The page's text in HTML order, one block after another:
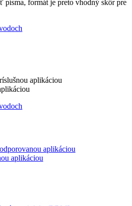
formát je preto vhodný skôr pre
aplikáciou
aplikáciou
aplikáciou